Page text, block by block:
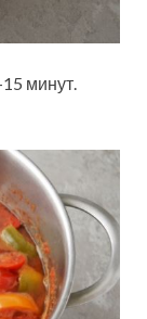
минут.